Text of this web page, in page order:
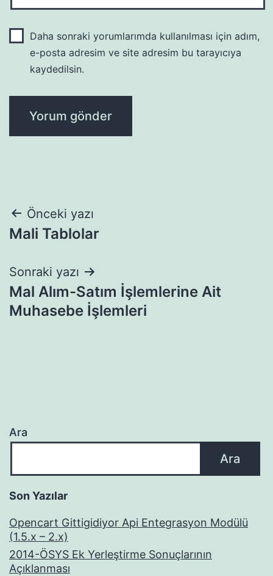
Daha sonraki yorumlarımda kullanılması için adım,
e-posta adresim ve site adresim bu tarayıcıya
kaydedilsin.
Yazı
gezinmesi
Önceki yazı
Mali Tablolar
Sonraki yazı
Mal Alım-Satım İşlemlerine Ait
Muhasebe İşlemleri
Ara
Ara
Son Yazılar
Opencart Gittigidiyor Api Entegrasyon Modülü
(1.5.x – 2.x)
2014-ÖSYS Ek Yerleştirme Sonuçlarının
Açıklanması